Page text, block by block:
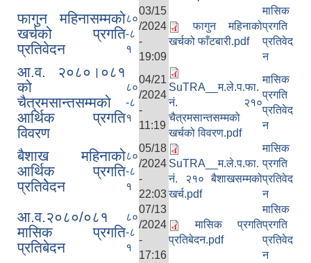
फागुन महिनासम्मको
खर्चको प्रगति
प्रतिवेदन
८०
-८
१
03/15
/2024
-
19:09
फागुन महिनाको
खर्चको फाँटबारी.pdf
मासिक
प्रगति
प्रतिवेद
न
आ.व. २०८०।०८१
को
चैत्रमसान्तसम्मको
आर्थिक प्रगति
विवरण
८०
-८
१
04/21
/2024
-
11:19
SuTRA__म.ले.प.फा.
नं. २१०
चैत्रमसान्तसम्मको
खर्चको विवरण.pdf
मासिक
प्रगति
प्रतिवेद
न
बैशाख महिनाको
आर्थिक प्रगति
प्रतिवेेदन
८०
-८
१
05/18
/2024
-
22:03
SuTRA__म.ले.प.फा.
नं. २१० बैशाखसम्मको
खर्च.pdf
मासिक
प्रगति
प्रतिवेद
न
आ.व.२०८०/०८१
मासिक प्रगति
प्रतिबेदन
८०
-८
१
07/13
/2024
-
17:16
मासिक प्रगति
प्रतिबेदन.pdf
मासिक
प्रगति
प्रतिवेद
न